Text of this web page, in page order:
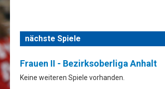
nächste Spiele
Frauen II - Bezirksoberliga Anhalt
Keine weiteren Spiele vorhanden.